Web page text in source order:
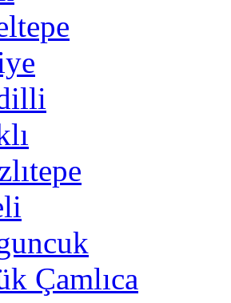
Çamlıca